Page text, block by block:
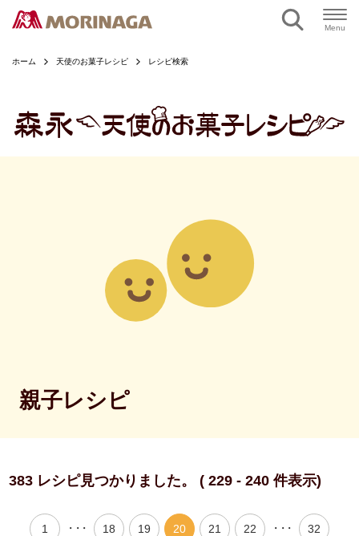
Menu
ホーム 天使のお菓子レシピ レシピ検索
親子レシピ
383 レシピ見つかりました。 ( 229 - 240 件表示)
1 ・・・ 18 19 20 21 22 ・・・ 32